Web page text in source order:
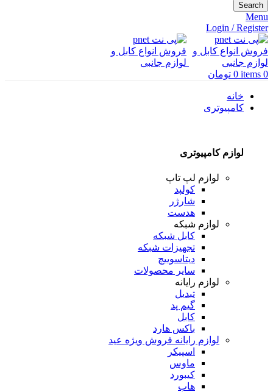
Search
Menu
Login / Register
0
items
0 تومان
خانه
کامپیوتری
لوازم کامپیوتری
لوازم لپ تاپ
کولپد
شارژر
هدست
لوازم شبکه
کابل شبکه
تجهیزات شبکه
دیتاسوییچ
سایر محصولات
لوازم رایانه
تبدیل
گیم پد
کابل
باکس هارد
لوازم رایانه فروش ویژه عید
اسپیکر
ماوس
کیبورد
هاب